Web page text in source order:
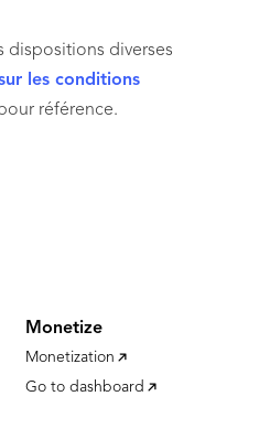
dispositions diverses
les conditions
référence.
Monetize
Monetization
Go to dashboard